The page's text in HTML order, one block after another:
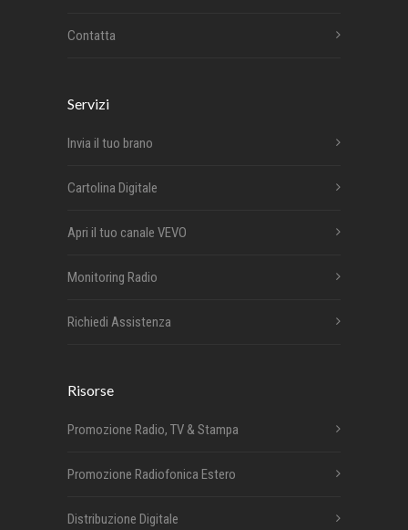
Contatta
Servizi
Invia il tuo brano
Cartolina Digitale
Apri il tuo canale VEVO
Monitoring Radio
Richiedi Assistenza
Risorse
Promozione Radio, TV & Stampa
Promozione Radiofonica Estero
Distribuzione Digitale